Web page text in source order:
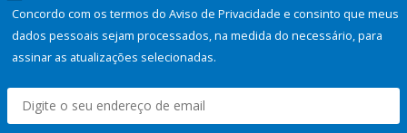
Concordo com os termos do Aviso de Privacidade e consinto que meus
dados pessoais sejam processados, na medida do necessário, para
assinar as atualizações selecionadas.